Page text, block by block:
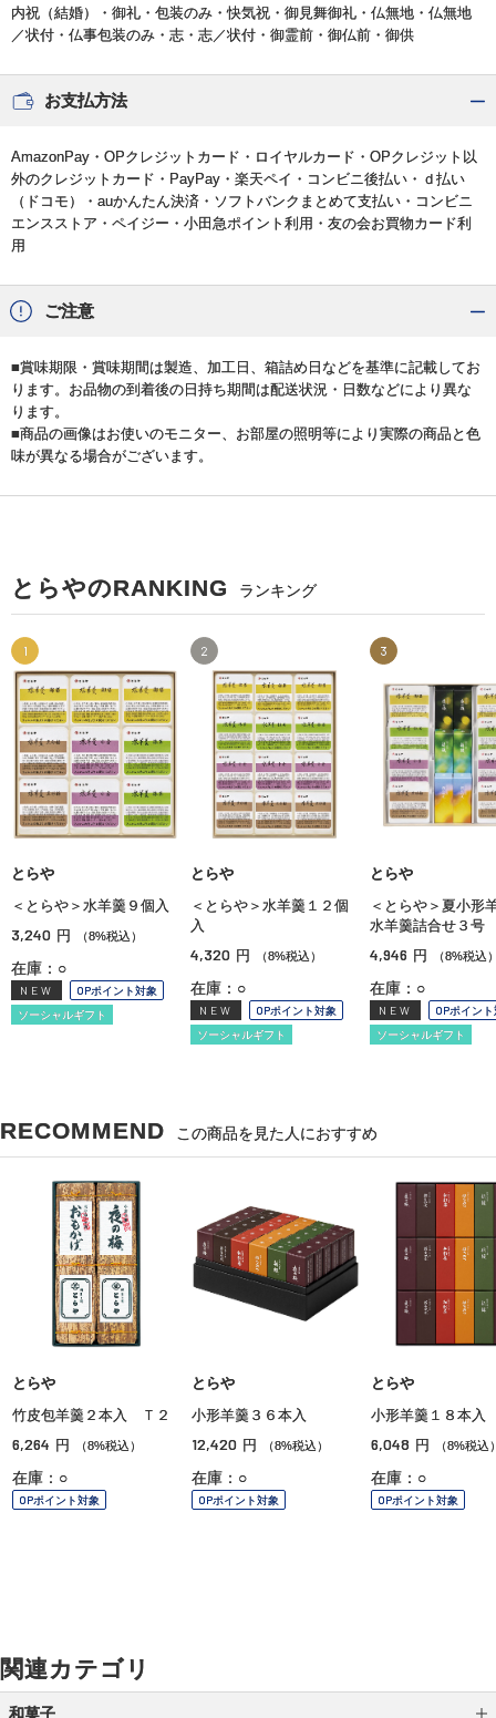
内祝（結婚）・御礼・包装のみ・快気祝・御見舞御礼・仏無地・仏無地
／状付・仏事包装のみ・志・志／状付・御霊前・御仏前・御供
お支払方法
AmazonPay・OPクレジットカード・ロイヤルカード・OPクレジット以
外のクレジットカード・PayPay・楽天ペイ・コンビニ後払い・ｄ払い
（ドコモ）・auかんたん決済・ソフトバンクまとめて支払い・コンビニ
エンスストア・ペイジー・小田急ポイント利用・友の会お買物カード利
用
ご注意
■賞味期限・賞味期間は製造、加工日、箱詰め日などを基準に記載してお
ります。お品物の到着後の日持ち期間は配送状況・日数などにより異な
ります。
■商品の画像はお使いのモニター、お部屋の照明等により実際の商品と色
味が異なる場合がございます。
とらやのRANKING ランキング
1
とらや
＜とらや＞水羊羹９個入
3,240 円 （8%税込）
在庫：○
NEW
OPポイント対象
ソーシャルギフト
2
とらや
＜とらや＞水羊羹１２個
入
4,320 円 （8%税込）
在庫：○
NEW
OPポイント対象
ソーシャルギフト
3
とらや
＜とらや＞夏小形
水羊羹詰合せ３号
4,946 円 （8%税込
在庫：○
NEW
OPポイン
ソーシャルギフト
RECOMMEND この商品を見た人におすすめ
とらや
竹皮包羊羹２本入 Ｔ２
6,264 円 （8%税込）
在庫：○
OPポイント対象
とらや
小形羊羹３６本入
12,420 円 （8%税込）
在庫：○
OPポイント対象
とらや
小形羊羹１８本入
6,048 円 （8%税込
在庫：○
OPポイント対象
関連カテゴリ
和菓子